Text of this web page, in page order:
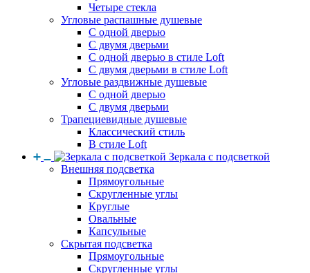
Четыре стекла
Угловые распашные душевые
С одной дверью
С двумя дверьми
С одной дверью в стиле Loft
С двумя дверьми в стиле Loft
Угловые раздвижные душевые
С одной дверью
С двумя дверьми
Трапециевидные душевые
Классический стиль
В стиле Loft
Зеркала с подсветкой
Внешняя подсветка
Прямоугольные
Скругленные углы
Круглые
Овальные
Капсульные
Скрытая подсветка
Прямоугольные
Скругленные углы